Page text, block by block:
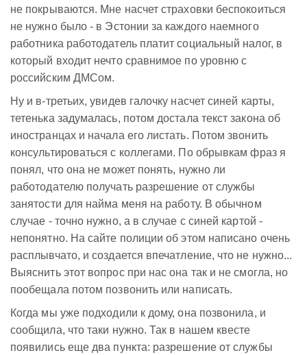
не покрываются. Мне насчет страховки беспокоиться
не нужно было - в Эстонии за каждого наемного
работника работодатель платит социальный налог, в
который входит нечто сравнимое по уровню с
российским ДМСом.
Ну и в-третьих, увидев галочку насчет синей карты,
тетенька задумалась, потом достала текст закона об
иностранцах и начала его листать. Потом звонить
консультироваться с коллегами. По обрывкам фраз я
понял, что она не может понять, нужно ли
работодателю получать разрешение от службы
занятости для найма меня на работу. В обычном
случае - точно нужно, а в случае с синей картой -
непонятно. На сайте полиции об этом написано очень
расплывчато, и создается впечатление, что не нужно...
Выяснить этот вопрос при нас она так и не смогла, но
пообещала потом позвонить или написать.
Когда мы уже подходили к дому, она позвонила, и
сообщила, что таки нужно. Так в нашем квесте
появились еще два пункта: разрешение от службы